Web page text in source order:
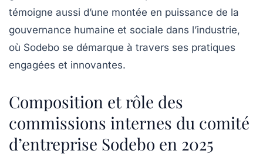
témoigne aussi d’une montée en puissance de la
gouvernance humaine et sociale dans l’industrie,
où Sodebo se démarque à travers ses pratiques
engagées et innovantes.
Composition et rôle des
commissions internes du comité
d’entreprise Sodebo en 2025